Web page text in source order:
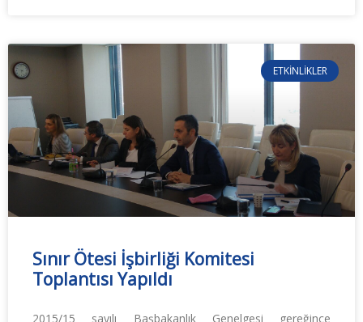
ETKINLIKLER
Sınır Ötesi İşbirliği Komitesi
Toplantısı Yapıldı
2015/15 sayılı Başbakanlık Genelgesi gereğince